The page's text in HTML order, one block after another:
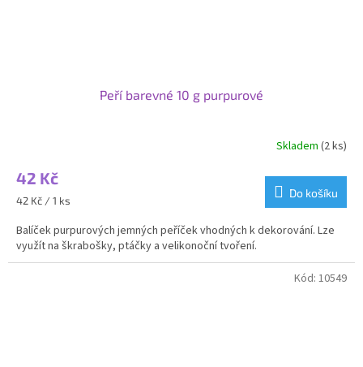
Peří barevné 10 g purpurové
Skladem (2 ks)
42 Kč
Měrná
42 Kč / 1 ks
Do košíku
Balíček purpurových jemných peříček vhodných k dekorování. Lze
využít na škrabošky, ptáčky a velikonoční tvoření.
Kód: 10549